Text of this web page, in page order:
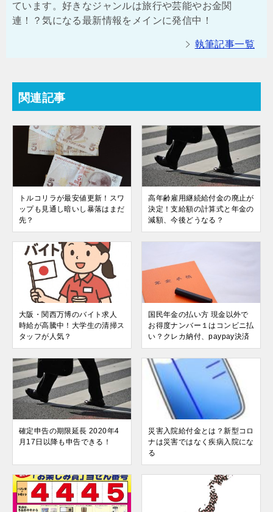
ています。好きなジャンルは旅行や芸能やお金関
連！？気になる最新情報をメインに発信中！
執筆記事一覧
関連記事
トルコリラが最安値更新！スワ
ップも見通し暗いし暴落はまだ
先？
高年齢雇用継続給付金の廃止が
決定！支給額の計算式と年金の
減額、今後どうなる？
大阪・関西万博のバイト求人
時給が高騰中！大学生の清掃ス
タッフが人気？
国民年金の払い方 現金以外で
お得度ナンバー１はコンビニ払
い？クレカ納付、paypay決済
確定申告の期限延長 2020年4
月17日以降も申告できる！
災害入院給付金とは？新型コロ
ナは災害ではなく疾病入院にな
る